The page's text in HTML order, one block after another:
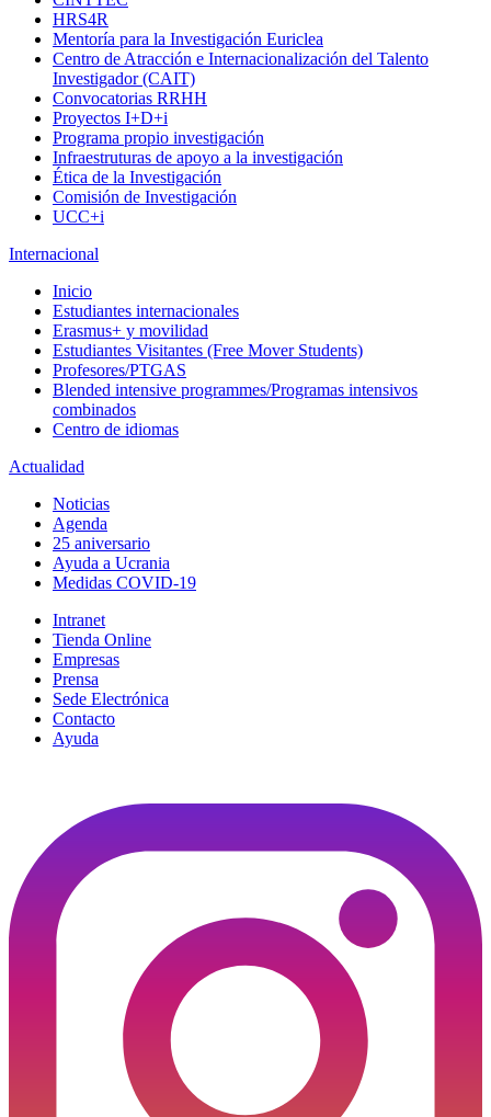
HRS4R
Mentoría para la Investigación Euriclea
Centro de Atracción e Internacionalización del Talento
Investigador (CAIT)
Convocatorias RRHH
Proyectos I+D+i
Programa propio investigación
Infraestruturas de apoyo a la investigación
Ética de la Investigación
Comisión de Investigación
UCC+i
Internacional
Inicio
Estudiantes internacionales
Erasmus+ y movilidad
Estudiantes Visitantes (Free Mover Students)
Profesores/PTGAS
Blended intensive programmes/Programas intensivos
combinados
Centro de idiomas
Actualidad
Noticias
Agenda
25 aniversario
Ayuda a Ucrania
Medidas COVID-19
Intranet
Tienda Online
Empresas
Prensa
Sede Electrónica
Contacto
Ayuda